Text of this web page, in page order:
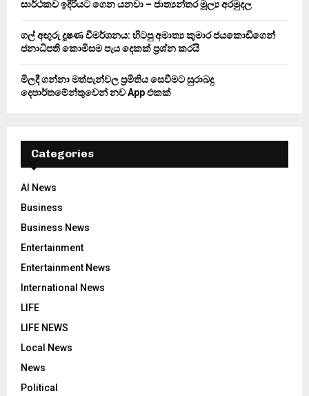
සාර්ථකව ඉදිරියට ගෙන යනවා – ජාත්‍යන්තර මූල්‍ය අරමුදල
ගල් අඟුරු දූෂණ විමර්ශනය: හිටපු අමාත්‍ය කුමාර ජයකොඩිගෙන්
ජනාධිපති කොමිසම පැය දෙකක් ප්‍රශ්න කරයි
මිලදී ගන්නා මත්පැන්වල ප්‍රමිතිය සෙවීමට සුරාබදු
දෙපාර්තමේන්තුවෙන් නව App එකක්
Categories
AI News
Business
Business News
Entertainment
Entertainment News
International News
LIFE
LIFE NEWS
Local News
News
Political